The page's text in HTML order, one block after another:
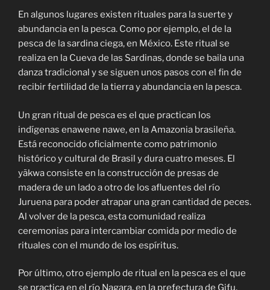
En algunos lugares existen rituales para la suerte y
abundancia en la pesca. Como por ejemplo, el de la
pesca de la sardina ciega, en México. Este ritual se
realiza en la Cueva de las Sardinas, donde se baila una
danza tradicional y se siguen unos pasos con el fin de
recibir fertilidad de la tierra y abundancia en la pesca.
Un gran ritual de pesca es el que practican los
indígenas enawene nawe, en la Amazonia brasileña.
Está reconocido oficialmente como patrimonio
histórico y cultural de Brasil y dura cuatro meses. El
yãkwa consiste en la construcción de presas de
madera de un lado a otro de los afluentes del río
Juruena para poder atrapar una gran cantidad de peces.
Al volver de la pesca, esta comunidad realiza
ceremonias para intercambiar comida por medio de
rituales con el mundo de los espíritus.
Por último, otro ejemplo de ritual en la pesca es el que
se practica en el río Nagara, en la prefectura de Gifu,